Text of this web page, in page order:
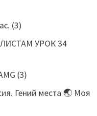
(3)
УРОК 34
(3)
Гений места 🌏 Моя